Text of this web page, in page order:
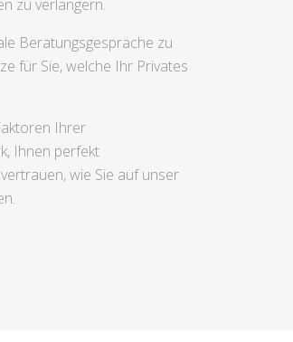
zu verlängern.
Beratungsgespräche zu
für Sie, welche Ihr Privates
Ihrer
Ihnen perfekt
wie Sie auf unser